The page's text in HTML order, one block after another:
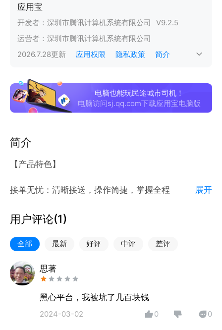
应用宝
开发者： 深圳市腾讯计算机系统有限公司 V9.2.5
运营者： 深圳市腾讯计算机系统有限公司
2026.7.28更新 应用权限 隐私政策 简介
电脑也能玩民途城市司机！
电脑访问sj.qq.com下载应用宝电脑版
简介
【产品特色】
接单无忧：清晰接送，操作简捷，掌握全程
福利丰厚：免佣福利，轻松赚钱，收入不愁
多平台订单：订单稳定，可接听多渠道订单
本产品致力于为司机打造智能派单、轻松上手、接单靠
谱的合规服务平台，让接单更简单
展开
用户评论(1)
全部 最新 好评 中评 差评
思著
黑心平台，我被坑了几百块钱
2024-03-02 0 0